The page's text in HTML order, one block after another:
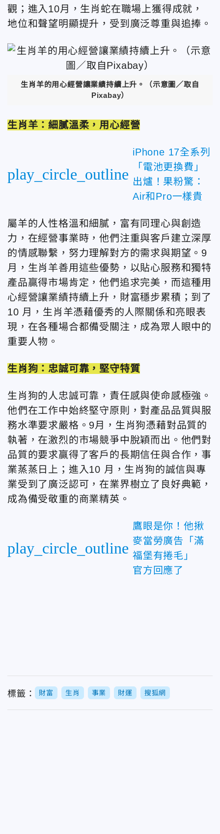
觀；進入10月，生肖蛇在職場上獲得成就，
地位和聲望明顯提升，受到廣泛尊重與追捧。
生肖羊的用心經營讓業績持續上升。
（示意圖／取自
Pixabay）
生肖羊：細膩溫柔，用心經營
play_circle_outline
iPhone 17全系列
「電池更換費」
出爐！果粉驚：
Air和Pro一樣貴
屬羊的人性格溫和細膩，富有同理心與創造
力，在經營事業時，他們注重與客戶建立深厚
的情感聯繫，努力理解對方的需求與期望。9
月，生肖羊善用這些優勢，以貼心服務和獨特
產品贏得市場肯定，他們追求完美，而這種用
心經營讓業績持續上升，財富穩步累積；到了
10 月，生肖羊憑藉優秀的人際關係和亮眼表
現，在各種場合都備受關注，成為眾人眼中的
重要人物。
生肖狗：忠誠可靠，堅守特質
生肖狗的人忠誠可靠，責任感與使命感極強。
他們在工作中始終堅守原則，對產品品質與服
務水準要求嚴格。9月，生肖狗憑藉對品質的
執著，在激烈的市場競爭中脫穎而出。他們對
品質的要求贏得了客戶的長期信任與合作，事
業蒸蒸日上；進入10 月，生肖狗的誠信與專
業受到了廣泛認可，在業界樹立了良好典範，
成為備受敬重的商業精英。
play_circle_outline
鷹眼是你！他揪
麥當勞廣告「滿
福堡有捲毛」
官方回應了
標籤： 財富 生肖 事業 財運 搜狐網